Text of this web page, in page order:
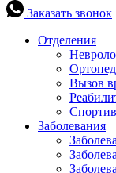
Заказать звонок
Отделения
Вызов
Заболевания